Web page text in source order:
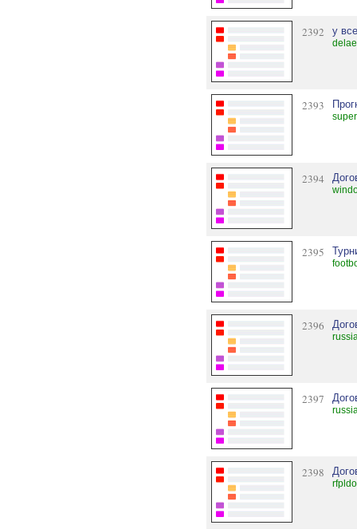
2392 у
2393
2394
2395
2396
2397
2398